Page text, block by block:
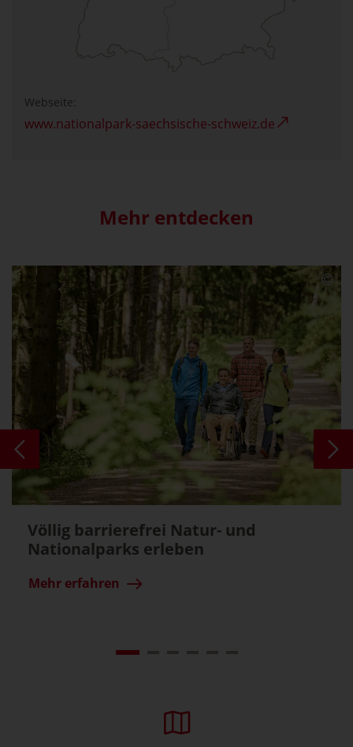
Webseite:
www.nationalpark-saechsische-schweiz.de
Mehr entdecken
Völlig barrierefrei Natur- und
Nationalparks erleben
Mehr erfahren